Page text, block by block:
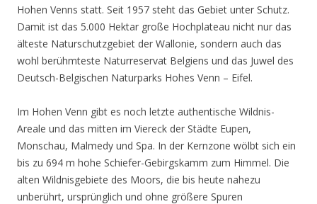
Hohen Venns statt. Seit 1957 steht das Gebiet unter Schutz.
Damit ist das 5.000 Hektar große Hochplateau nicht nur das
älteste Naturschutzgebiet der Wallonie, sondern auch das
wohl berühmteste Naturreservat Belgiens und das Juwel des
Deutsch-Belgischen Naturparks Hohes Venn – Eifel.
Im Hohen Venn gibt es noch letzte authentische Wildnis-
Areale und das mitten im Viereck der Städte Eupen,
Monschau, Malmedy und Spa. In der Kernzone wölbt sich ein
bis zu 694 m hohe Schiefer-Gebirgskamm zum Himmel. Die
alten Wildnisgebiete des Moors, die bis heute nahezu
unberührt, ursprünglich und ohne größere Spuren